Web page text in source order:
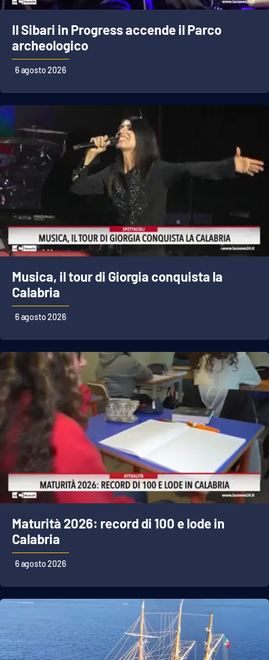
Cosenza
Lamezia Terme
PROGETTI
SPECIALI
Buona Sanità Calabria
CALABRIAVISIONE
Destinazioni
Eventi
Food
Storie
NETWORK
Lacplay.it
Lactv.it
Laconair.it
Lacitymag.it
Lacapitalenews.it
Ilreggino.it
Catanzarochannel.it
Il Sibari in Progress accende il Parco
archeologico
6 agosto 2026
Musica, il tour di Giorgia conquista la
Calabria
6 agosto 2026
Maturità 2026: record di 100 e lode in
Calabria
6 agosto 2026